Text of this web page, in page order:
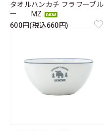
タオルハンカチ フラワーブル
ー MZ
600円(税込660円)